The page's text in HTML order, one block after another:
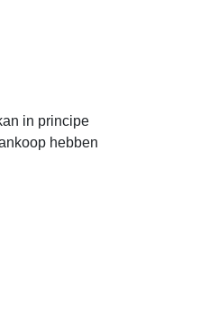
in principe
hebben